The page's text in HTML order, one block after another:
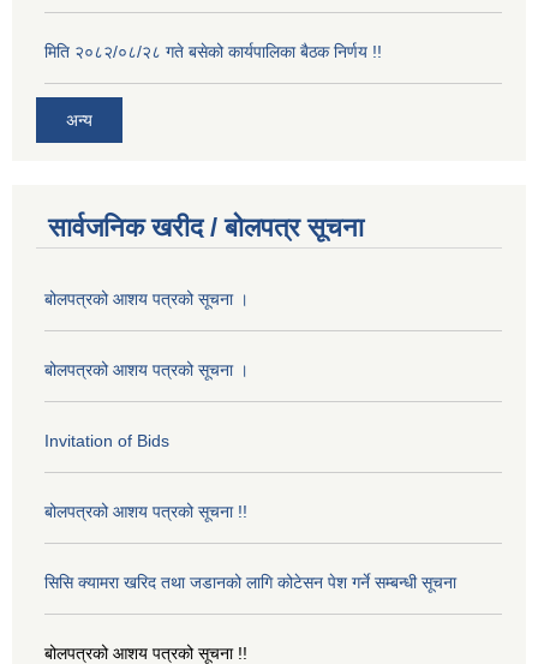
मिति २०८२/०८/२८ गते बसेको कार्यपालिका बैठक निर्णय !!
अन्य
सार्वजनिक खरीद / बोलपत्र सूचना
बोलपत्रको आशय पत्रको सूचना ।
बोलपत्रको आशय पत्रको सूचना ।
Invitation of Bids
बोलपत्रको आशय पत्रको सूचना !!
सिसि क्यामरा खरिद तथा जडानको लागि कोटेसन पेश गर्ने सम्बन्धी सूचना
बोलपत्रको आशय पत्रको सूचना !!